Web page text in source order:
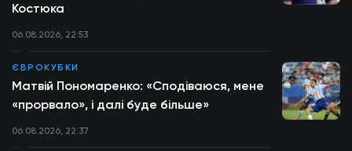
Костюка
06.08.2026, 22:53
ЄВРОКУБКИ
Матвій Пономаренко: «Сподіваюся, мене
«прорвало», і далі буде більше»
06.08.2026, 22:37